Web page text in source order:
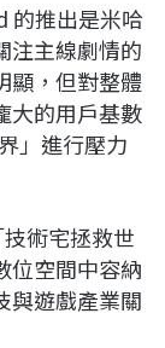
的推出是米哈
注主線劇情的
顯，但對整體
大的用戶基數
」進行壓力
術宅拯救世
位空間中容納
與遊戲產業關